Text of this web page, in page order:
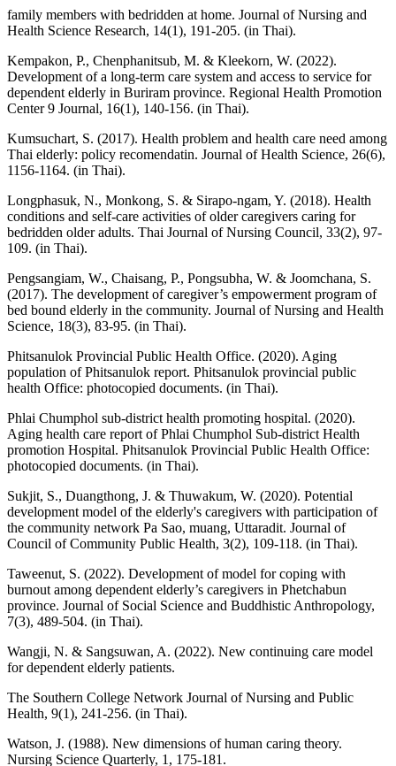
family members with bedridden at home. Journal of Nursing and
Health Science Research, 14(1), 191-205. (in Thai).
Kempakon, P., Chenphanitsub, M. & Kleekorn, W. (2022).
Development of a long-term care system and access to service for
dependent elderly in Buriram province. Regional Health Promotion
Center 9 Journal, 16(1), 140-156. (in Thai).
Kumsuchart, S. (2017). Health problem and health care need among
Thai elderly: policy recomendatin. Journal of Health Science, 26(6),
1156-1164. (in Thai).
Longphasuk, N., Monkong, S. & Sirapo-ngam, Y. (2018). Health
conditions and self-care activities of older caregivers caring for
bedridden older adults. Thai Journal of Nursing Council, 33(2), 97-
109. (in Thai).
Pengsangiam, W., Chaisang, P., Pongsubha, W. & Joomchana, S.
(2017). The development of caregiver’s empowerment program of
bed bound elderly in the community. Journal of Nursing and Health
Science, 18(3), 83-95. (in Thai).
Phitsanulok Provincial Public Health Office. (2020). Aging
population of Phitsanulok report. Phitsanulok provincial public
health Office: photocopied documents. (in Thai).
Phlai Chumphol sub-district health promoting hospital. (2020).
Aging health care report of Phlai Chumphol Sub-district Health
promotion Hospital. Phitsanulok Provincial Public Health Office:
photocopied documents. (in Thai).
Sukjit, S., Duangthong, J. & Thuwakum, W. (2020). Potential
development model of the elderly's caregivers with participation of
the community network Pa Sao, muang, Uttaradit. Journal of
Council of Community Public Health, 3(2), 109-118. (in Thai).
Taweenut, S. (2022). Development of model for coping with
burnout among dependent elderly’s caregivers in Phetchabun
province. Journal of Social Science and Buddhistic Anthropology,
7(3), 489-504. (in Thai).
Wangji, N. & Sangsuwan, A. (2022). New continuing care model
for dependent elderly patients.
The Southern College Network Journal of Nursing and Public
Health, 9(1), 241-256. (in Thai).
Watson, J. (1988). New dimensions of human caring theory.
Nursing Science Quarterly, 1, 175-181.